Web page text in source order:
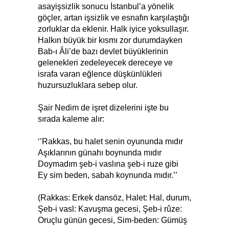
asayişsizlik sonucu İstanbul’a yönelik
göçler, artan işsizlik ve esnafın karşılaştığı
zorluklar da eklenir. Halk iyice yoksullaşır.
Halkın büyük bir kısmı zor durumdayken
Bab-ı Âli’de bazı devlet büyüklerinin
gelenekleri zedeleyecek dereceye ve
israfa varan eğlence düşkünlükleri
huzursuzluklara sebep olur.
Şair Nedim de işret dizelerini işte bu
sırada kaleme alır:
‘’Rakkas, bu halet senin oyununda mıdır
Aşıklarının günahı boynunda mıdır
Doymadım şeb-i vaslına şeb-i ruze gibi
Ey sim beden, sabah koynunda mıdır.’’
(Rakkas: Erkek dansöz, Halet: Hal, durum,
Şeb-i vasl: Kavuşma gecesi, Şeb-i rûze:
Oruçlu günün gecesi, Sim-beden: Gümüş